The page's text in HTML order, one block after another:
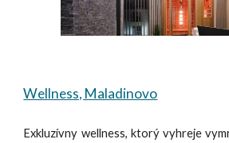
Wellness, Maladinovo
Exkluzívny wellness, ktorý vyhreje